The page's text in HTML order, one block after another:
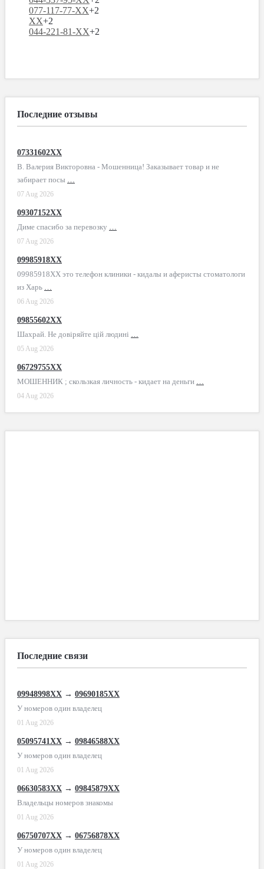
077-117-77-XX+2
XX+2
044-221-81-XX+2
Последние отзывы
07331602XX
В. Валерия Викторовна - Мошенница! Заказывает товар и не
забирает посы …
07 Aug 2026
09307152XX
Диме спасибо за перевозку …
07 Aug 2026
09985918XX
09985918XX это телефон клиники - кидалы и аферисты стоматологи
из Харь …
06 Aug 2026
09855602XX
Шахрай. Не довіряйте цій людині …
05 Aug 2026
06729755XX
МОШЕННИК ; скользкая личность - кидает на деньги …
04 Aug 2026
Последние связи
09948998XX → 09690185XX
У номеров один владелец
01 Aug 2026
05095741XX → 09846588XX
У номеров один владелец
01 Aug 2026
06630583XX → 09845879XX
Владельцы номеров знакомы
01 Aug 2026
06750707XX → 06756878XX
У номеров один владелец
01 Aug 2026